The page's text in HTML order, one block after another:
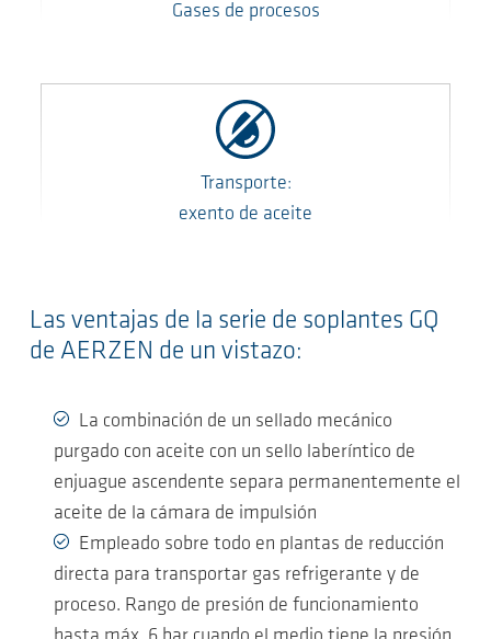
Gases de procesos
Transporte:
exento de aceite
Las ventajas de la serie de soplantes GQ
de AERZEN de un vistazo:
La combinación de un sellado mecánico
purgado con aceite con un sello laberíntico de
enjuague ascendente separa permanentemente el
aceite de la cámara de impulsión
Empleado sobre todo en plantas de reducción
directa para transportar gas refrigerante y de
proceso. Rango de presión de funcionamiento